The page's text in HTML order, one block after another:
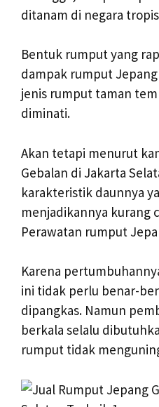
ditanam di negara
Bentuk rumput yang
dampak rumput
jenis rumput taman
diminati.
Akan tetapi menurut
Gebalan di Jakarta
karakteristik daunnya
menjadikannya kurang
Perawatan rumput
Karena
ini tidak perlu benar-
dipangkas. Namun
berkala selalu
rumput tidak